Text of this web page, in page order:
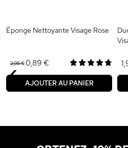
Éponge Nettoyante Visage Rose
2,95 €0,89 €
AJOUTER AU PANIER
‹